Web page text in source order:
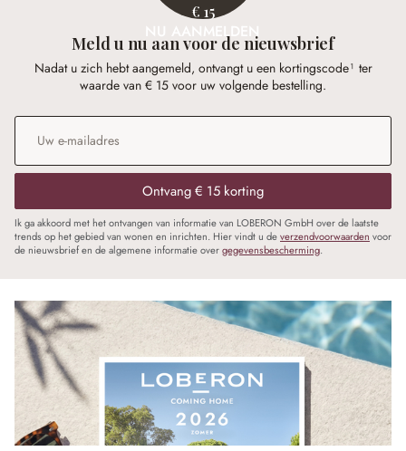
€ 15
NU AANMELDEN
Meld u nu aan voor de nieuwsbrief
Nadat u zich hebt aangemeld, ontvangt u een kortingscode¹ ter
waarde van € 15 voor uw volgende bestelling.
E-mailadres
Ontvang € 15 korting
Ik ga akkoord met het ontvangen van informatie van LOBERON GmbH over de laatste
trends op het gebied van wonen en inrichten. Hier vindt u deverzendvoorwaarden voor
de nieuwsbrief en de algemene informatie overgegevensbescherming.